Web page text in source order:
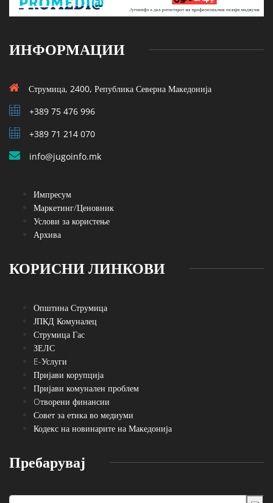
ИНФОРМАЦИИ
Струмица, 2400, Република Северна Македонија
+389 75 476 996
+389 71 214 070
info@jugoinfo.mk
Импресум
Маркетинг/Ценовник
Услови за користење
Архива
КОРИСНИ ЛИНКОВИ
Општина Струмица
ЈПКД Комуналец
Струмица Гас
ЗЕЛС
E-Услуги
Пријави корупција
Пријави комунален проблем
Oтворени финансии
Совет за етика во медиуми
Кодекс на новинарите на Македонија
Пребарувај